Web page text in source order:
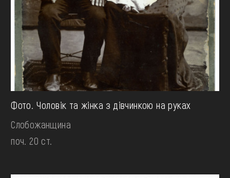
Фото. Чоловік та жінка з дівчинкою на руках
Слобожанщина
поч. 20 ст.